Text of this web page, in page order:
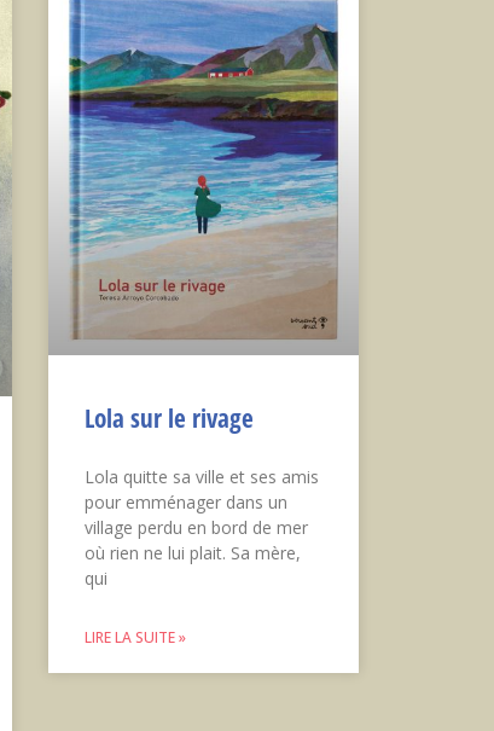
Lola sur le rivage
Lola quitte sa ville et ses amis
pour emménager dans un
village perdu en bord de mer
où rien ne lui plait. Sa mère,
qui
LIRE LA SUITE »